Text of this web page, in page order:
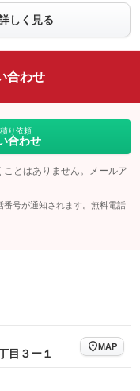
ントカメラ
備あり
囲カメラ
備あり
フレール
備なし
ドライトウォッシャー
しく見る
合わせ
り依頼
合わせ
とはありません。メールア
号が通知されます。無料電話
目３ー１
MAP